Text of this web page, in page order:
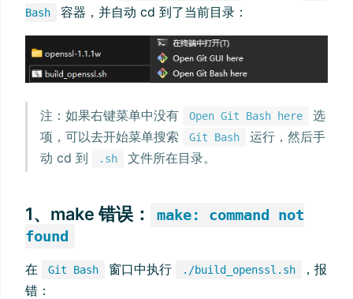
Bash
容器，并自动 cd 到了当前目录：
注：如果右键菜单中没有 Open Git Bash here
选
项，可以去开始菜单搜索
Git Bash
运行，然后手
动 cd 到
.sh 文件所在目录。
1、make 错误：
make: command not
found
在 Git Bash 窗口中执行 ./build_openssl.sh
，报
错：